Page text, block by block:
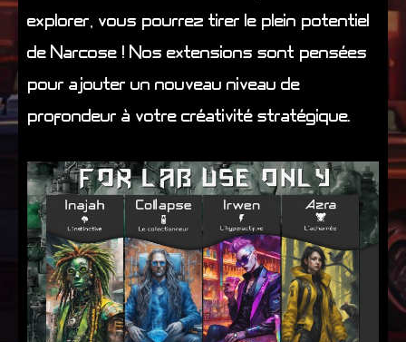
explorer, vous pourrez tirer le plein potentiel
de Narcose ! Nos extensions sont pensées
pour ajouter un nouveau niveau de
profondeur à votre créativité stratégique.